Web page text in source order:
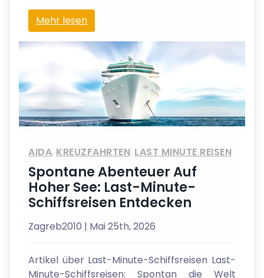
Mehr lesen
AIDA, KREUZFAHRTEN, LAST MINUTE REISEN
Spontane Abenteuer Auf
Hoher See: Last-Minute-
Schiffsreisen Entdecken
Zagreb2010 | Mai 25th, 2026
Artikel über Last-Minute-Schiffsreisen Last-
Minute-Schiffsreisen: Spontan die Welt